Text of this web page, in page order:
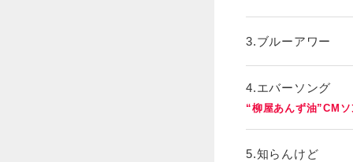
3.ブルーアワー
4.エバーソング
“柳屋あんず油”CM
5.知らんけど